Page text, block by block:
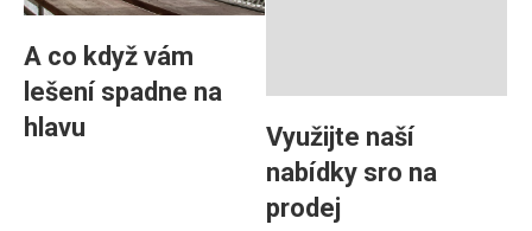
A co když vám
lešení spadne na
hlavu
Využijte naší
nabídky sro na
prodej